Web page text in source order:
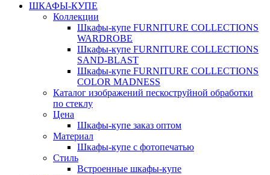
ШКАФЫ-КУПЕ
Коллекции
Шкафы-купе FURNITURE COLLECTIONS
WARDROBE
Шкафы-купе FURNITURE COLLECTIONS
SAND-BLAST
Шкафы-купе FURNITURE COLLECTIONS
COLOR MADNESS
Каталог изображений пескоструйной обработки
по стеклу
Цена
Шкафы-купе заказ оптом
Материал
Шкафы-купе с фотопечатью
Стиль
Встроенные шкафы-купе